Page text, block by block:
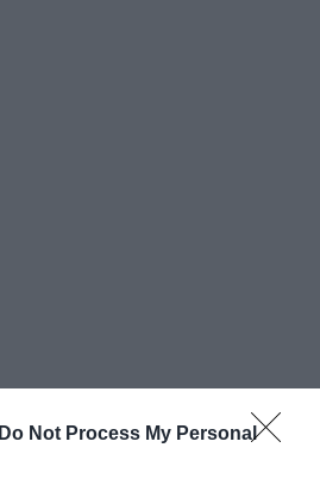
Do Not Process My Personal